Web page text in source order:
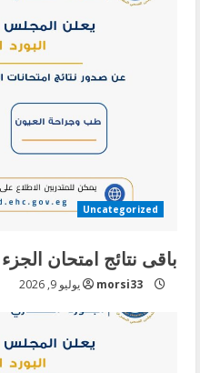
Uncategorized
باقى نتائج امتحان الجزء
morsi33 يوليو 9, 2026